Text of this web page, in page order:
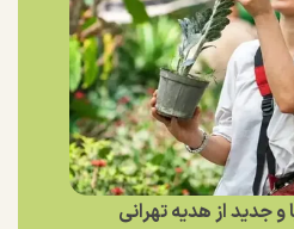
و جدید از هدیه تهرانی